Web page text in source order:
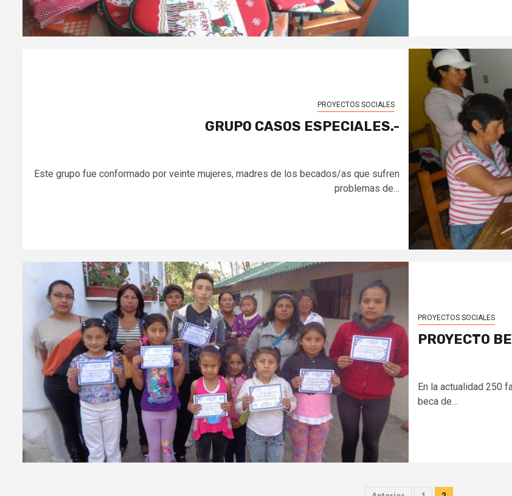
PROYECTOS SOCIALES
GRUPO CASOS ESPECIALES.-
Este grupo fue conformado por veinte mujeres, madres de los becados/as que sufren
problemas de…
PROYECTOS SOCIALES
PROYECTO
En la actualidad 250
beca de…